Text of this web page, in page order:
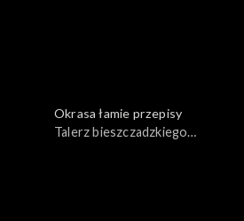
Okrasa łamie przepisy
Talerz bieszczadzkiego